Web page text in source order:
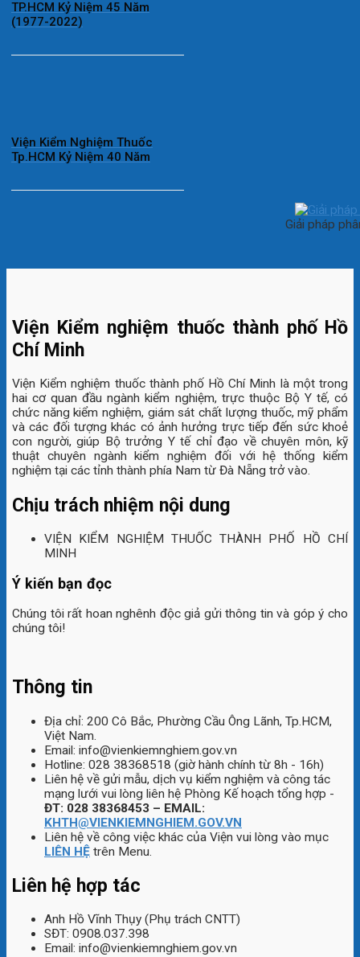
TP.HCM Kỷ Niệm 45 Năm
(1977-2022)
Viện Kiểm Nghiệm Thuốc
Tp.HCM Kỷ Niệm 40 Năm
Giải pháp
Viện Kiểm nghiệm thuốc thành phố Hồ
Chí Minh
Viện Kiểm nghiệm thuốc thành phố Hồ Chí Minh là một trong
hai cơ quan đầu ngành kiểm nghiệm, trực thuộc Bộ Y tế, có
chức năng kiểm nghiệm, giám sát chất lượng thuốc, mỹ phẩm
và các đối tượng khác có ảnh hưởng trực tiếp đến sức khoẻ
con người, giúp Bộ trưởng Y tế chỉ đạo về chuyên môn, kỹ
thuật chuyên ngành kiểm nghiệm đối với hệ thống kiểm
nghiệm tại các tỉnh thành phía Nam từ Đà Nẵng trở vào.
Chịu trách nhiệm nội dung
VIỆN KIỂM NGHIỆM THUỐC THÀNH PHỐ HỒ CHÍ
MINH
Ý kiến bạn đọc
Chúng tôi rất hoan nghênh độc giả gửi thông tin và góp ý cho
chúng tôi!
Thông tin
Địa chỉ: 200 Cô Bắc, Phường Cầu Ông Lãnh, Tp.HCM,
Việt Nam.
Email: info@vienkiemnghiem.gov.vn
Hotline: 028 38368518 (giờ hành chính từ 8h - 16h)
Liên hệ về gửi mẫu, dịch vụ kiểm nghiệm và công tác
mạng lưới vui lòng liên hệ Phòng Kế hoạch tổng hợp -
ĐT: 028 38368453 – EMAIL:
KHTH@VIENKIEMNGHIEM.GOV.VN
Liên hệ về công việc khác của Viện vui lòng vào mục
LIÊN HỆ trên Menu.
Liên hệ hợp tác
Anh Hồ Vĩnh Thụy (Phụ trách CNTT)
SĐT: 0908.037.398
Email: info@vienkiemnghiem.gov.vn